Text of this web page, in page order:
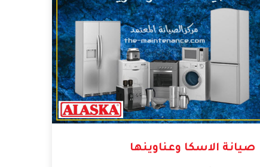
صيانة الاسكا وعناوينها